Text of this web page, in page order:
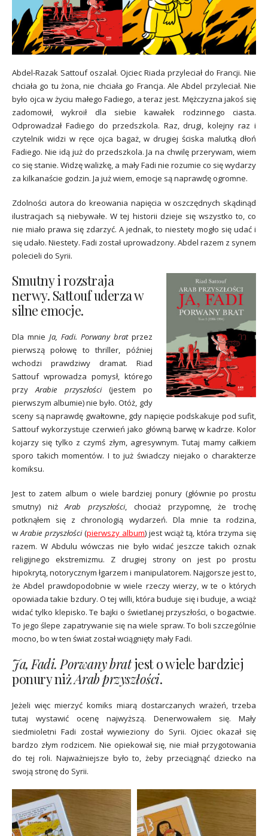
Abdel-Razak Sattouf oszalał. Ojciec Riada przyleciał do Francji. Nie
chciała go tu żona, nie chciała go Francja. Ale Abdel przyleciał. Nie
było ojca w życiu małego Fadiego, a teraz jest. Mężczyzna jakoś się
zadomowił, wykroił dla siebie kawałek rodzinnego ciasta.
Odprowadzał Fadiego do przedszkola. Raz, drugi, kolejny raz i
czytelnik widzi w ręce ojca bagaż, w drugiej ściska malutką dłoń
Fadiego. Nie idą już do przedszkola. Ja na chwilę przerywam, wiem
co się stanie. Widzę walizkę, a mały Fadi nie rozumie co się wydarzy
za kilkanaście godzin. Ja już wiem, emocje są naprawdę ogromne.
Zdolności autora do kreowania napięcia w oszczędnych skądinąd
ilustracjach są niebywałe. W tej historii dzieje się wszystko to, co
nie miało prawa się zdarzyć. A jednak, to niestety mogło się udać i
się udało. Niestety. Fadi został uprowadzony. Abdel razem z synem
polecieli do Syrii.
Smutny i rozstraja
nerwy. Sattouf uderza w
silne emocje.
Dla mnie Ja, Fadi. Porwany bratprzez
pierwszą połowę to thriller, później
wchodzi prawdziwy dramat. Riad
Sattouf wprowadza pomysł, którego
przyArabie przyszłości(jestem po
pierwszym albumie) nie było. Otóż, gdy
sceny są naprawdę gwałtowne, gdy napięcie podskakuje pod sufit,
Sattouf wykorzystuje czerwień jako główną barwę w kadrze. Kolor
kojarzy się tylko z czymś złym, agresywnym. Tutaj mamy całkiem
sporo takich momentów. I to już świadczy niejako o charakterze
komiksu.
Jest to zatem album o wiele bardziej ponury (głównie po prostu
smutny) niżArab przyszłości, chociaż przypomnę, że trochę
potknąłem się z chronologią wydarzeń. Dla mnie ta rodzina,
wArabie przyszłości(pierwszy album) jest wciąż tą, która trzyma się
razem. W Abdulu wówczas nie było widać jeszcze takich oznak
religijnego ekstremizmu. Z drugiej strony on jest po prostu
hipokrytą, notorycznym łgarzem i manipulatorem. Najgorsze jest to,
że Abdel prawdopodobnie w wiele rzeczy wierzy, w te o których
opowiada takie bzdury. O tej willi, która buduje się i buduje, a wciąż
widać tylko klepisko. Te bajki o świetlanej przyszłości, o bogactwie.
To jego ślepe zapatrywanie się na wiele spraw. To boli szczególnie
mocno, bo w ten świat został wciągnięty mały Fadi.
Ja, Fadi. Porwany bratjest o wiele bardziej
ponury niżArab przyszłości.
Jeżeli więc mierzyć komiks miarą dostarczanych wrażeń, trzeba
tutaj wystawić ocenę najwyższą. Denerwowałem się. Mały
siedmioletni Fadi został wywieziony do Syrii. Ojciec okazał się
bardzo złym rodzicem. Nie opiekował się, nie miał przygotowania
do tej roli. Najważniejsze było to, żeby przeciągnąć dziecko na
swoją stronę do Syrii.